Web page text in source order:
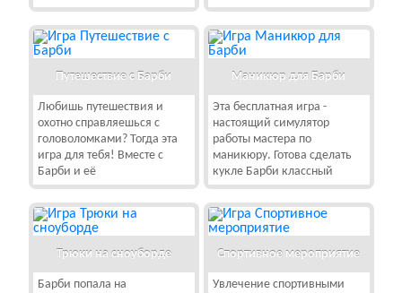
Путешествие с Барби
Любишь путешествия и
охотно справляешься с
головоломками? Тогда эта
игра для тебя! Вместе с
Барби и её
Маникюр для Барби
Эта бесплатная игра -
настоящий симулятор
работы мастера по
маникюру. Готова сделать
кукле Барби классный
Трюки на сноуборде
Барби попала на
Спортивное мероприятие
Увлечение спортивными